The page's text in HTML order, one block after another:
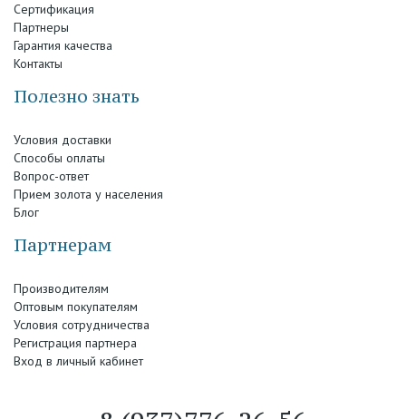
Сертификация
Партнеры
Гарантия качества
Контакты
Полезно знать
Условия доставки
Способы оплаты
Вопрос-ответ
Прием золота у населения
Блог
Партнерам
Производителям
Оптовым покупателям
Условия сотрудничества
Регистрация партнера
Вход в личный кабинет